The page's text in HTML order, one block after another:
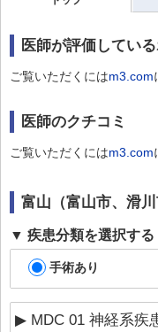
医師が評価してい
ご覧いただくにはm3.com
医師のクチコミ
ご覧いただくにはm3.com
富山（富山市、滑川
疾患分類を選択する
手術あり